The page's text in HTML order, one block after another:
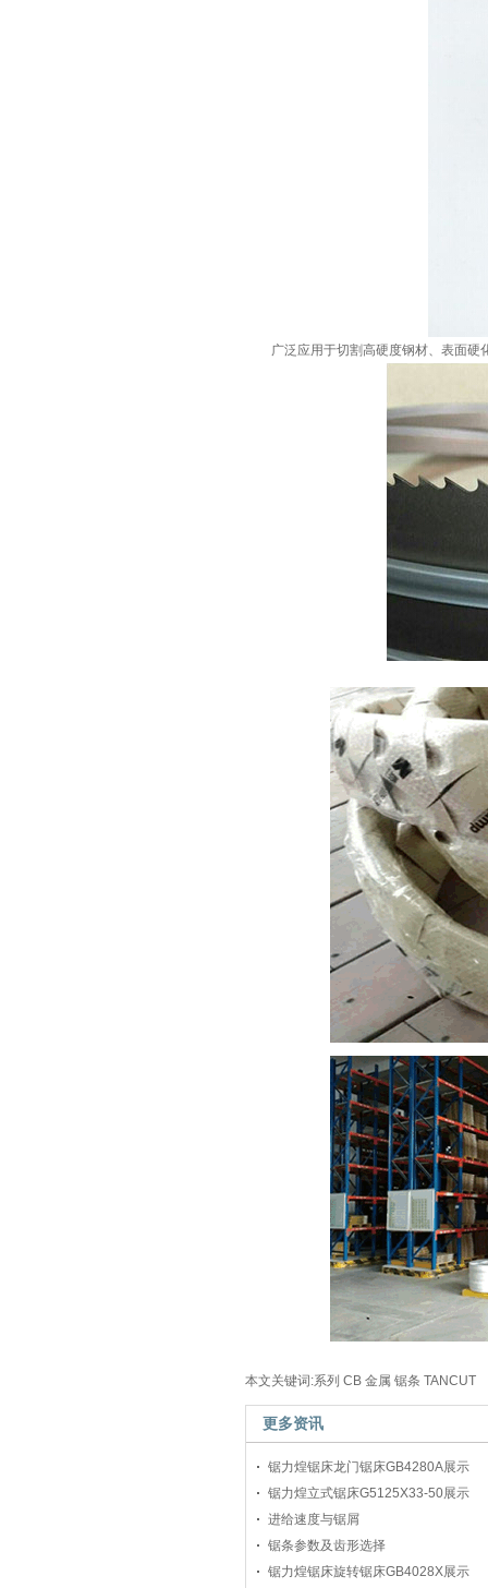
广泛应用于切割高硬度钢材、表面
本文关键词:系列 CB 金属 锯条 TANCUT
更多资讯
锯力煌锯床龙门锯床GB4280A展示
锯力煌立式锯床G5125X33-50展示
进给速度与锯屑
锯条参数及齿形选择
锯力煌锯床旋转锯床GB4028X展示